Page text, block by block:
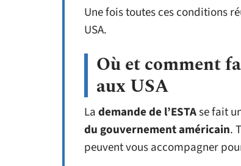
Une fois toutes ces conditions
USA.
Où et comment
aux USA
Lademande de l’ESTAse fait
du gouvernement américain.
peuvent vous accompagner